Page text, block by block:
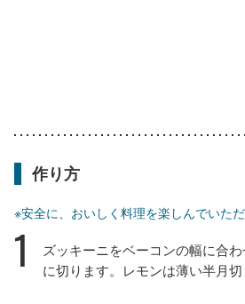
作り方
※安全に、おいしく料理を楽しんでいた
1
ズッキーニをベーコンの幅に合
に切ります。レモンは薄い半月切